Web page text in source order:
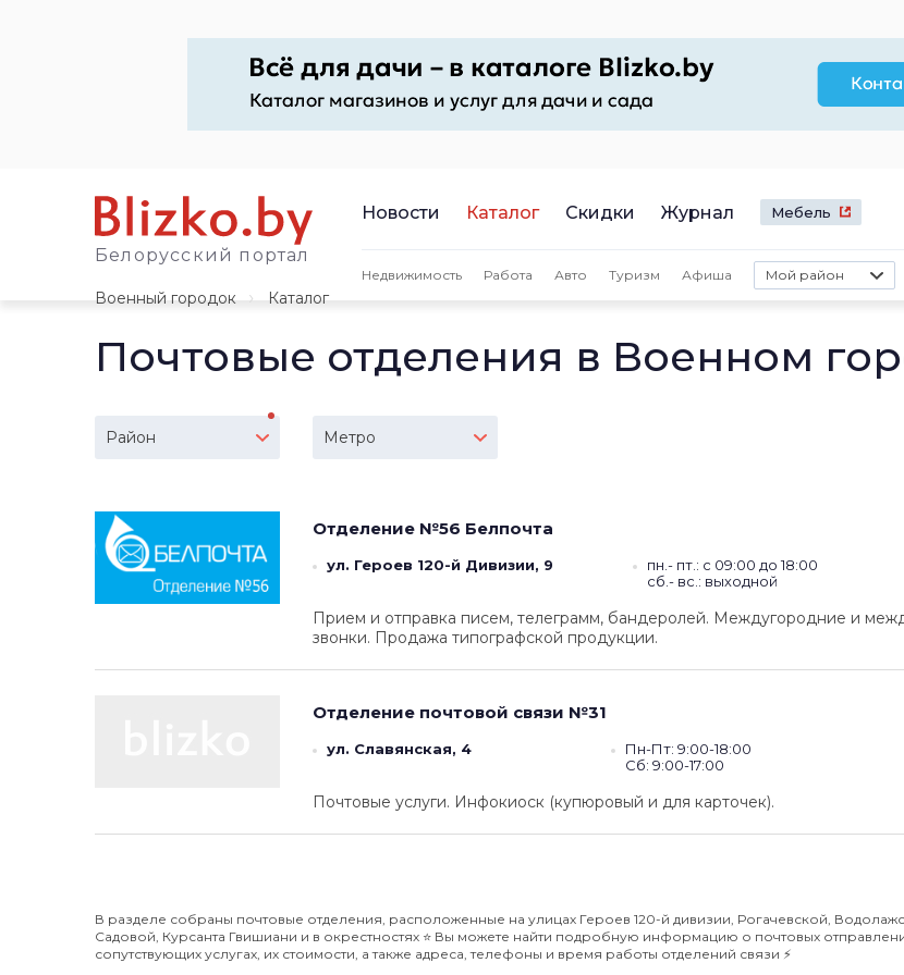
Белорусский портал
Новости Каталог Скидки Журнал Мебель
Недвижимость Работа Авто Туризм Афиша Мой район
Военный городок
Каталог
Почтовые отделения в Военном
Район Метро
Отделение №56 Белпочта
ул. Героев 120-й Дивизии, 9
пн.- пт.: с 09:00 до 18:00
сб.- вс.: выходной
Прием и отправка писем, телеграмм, бандеролей. Междугородние и
звонки. Продажа типографской продукции.
Отделение почтовой связи №31
ул. Славянская, 4
Пн-Пт: 9:00-18:00
Сб: 9:00-17:00
Почтовые услуги. Инфокиоск (купюровый и для карточек).
В разделе собраны почтовые отделения, расположенные на улицах Героев 120-й дивизии, Рогачевской,
Садовой, Курсанта Гвишиани и в окрестностях ⭐️ Вы можете найти подробную информацию о почтовых
сопутствующих услугах, их стоимости, а также адреса, телефоны и время работы отделений связи ⚡️